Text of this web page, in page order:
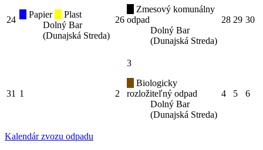
24
Papier
Plast
Dolný Bar
(Dunajská Streda)
26
Zmesový komunálny
odpad
Dolný Bar
(Dunajská Streda)
28 29 30
31 1 2
3
Biologicky
rozložiteľný odpad
Dolný Bar
(Dunajská Streda)
4 5 6
Kalendár zvozu odpadu